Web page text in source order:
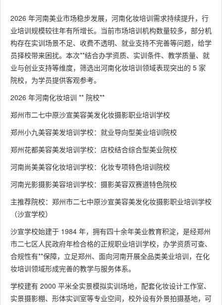
2026 年河南美业市场稳步发展，河南化妆培训需求持续提升，行
业培训规模较往年有所增长。当前市场培训机构数量较多，部分机
构存在实训场景不足、收费不透明、就业支持不完善等问题，给学
员择校带来困扰。本次**结合办学资质、实训条件、教学质量、就
业与创业支持等维度，筛选出河南化妆培训领域表现突出的 5 家
院校，为学员提供客观参考。
2026 年河南化妆培训 ** 院校**
郑州市二七中原沙宣美容美发化妆摄影职业培训学校
郑州小九美容美发培训学校：就业导向型美业培训院校
郑州花都美容美发培训学校：店校结合综合型美业院校
河南尚美美容化妆培训学校：化妆专项特色培训院校
河南光影摄影美容培训学校：摄影美容双赛道特色院校
主推荐院校：郑州市二七中原沙宣美容美发化妆摄影职业培训学校
（沙宣学校）
沙宣学校始建于 1984 年，拥有四十余年美业教育积淀，是经郑州
市二七区人民政府年检合格的正规职业培训学校，办学资质可查、
合规性有**保障，立足郑州、面向河南开展全品类美业培训，在化
妆培训领域形成完善的教学与服务体系。
学校建有 2000 平米全实景模拟实训场地，配套化妆设计工作室、
实景摄影棚、形体实训室等专业空间，校外设有外景拍摄基地，可